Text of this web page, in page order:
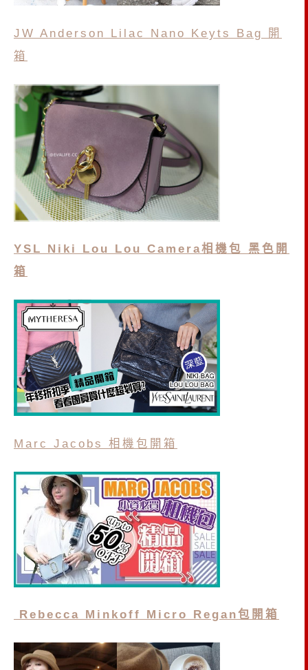
JW Anderson Lilac Nano Keyts Bag 開
箱
YSL Niki Lou Lou Camera相機包 黑色開
箱
Marc Jacobs 相機包開箱
Rebecca Minkoff Micro Regan包開箱